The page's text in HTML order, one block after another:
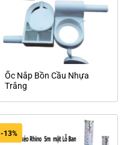
Ốc Nắp Bồn Cầu Nhựa
Trắng
-13%